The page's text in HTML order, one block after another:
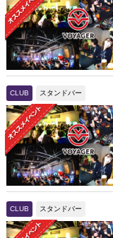
CLUB スタンドバー
CLUB スタンドバー